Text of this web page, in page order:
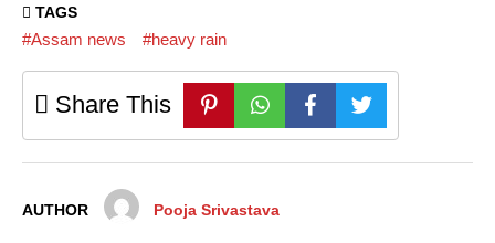
TAGS
#Assam news #heavy rain
Share This
AUTHOR Pooja Srivastava